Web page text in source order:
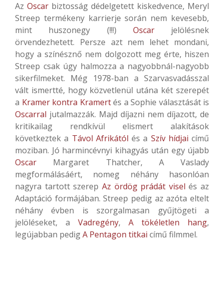
Az Oscar biztosság dédelgetett kiskedvence, Meryl
Streep termékeny karrierje során nem kevesebb,
mint huszonegy (!!!) Oscarjelölésnek
örvendezhetett. Persze azt nem lehet mondani,
hogy a színésznő nem dolgozott meg érte, hiszen
Streep csak úgy halmozza a nagyobbnál-nagyobb
sikerfilmeket. Még 1978-ban a Szarvasvadásszal
vált ismertté, hogy közvetlenül utána két szerepét
a Kramer kontra Kramertés a Sophie választását is
Oscarral jutalmazzák. Majd díjazni nem díjazott, de
kritikailag rendkívül elismert alakítások
következtek a Távol Afrikától és a Szív hídjai című
moziban. Jó harmincévnyi kihagyás után egy újabb
Oscar Margaret Thatcher, A Vaslady
megformálásáért, nomeg néhány hasonlóan
nagyra tartott szerep Az ördög prádát visel és az
Adaptáció formájában. Streep pedig az azóta eltelt
néhány évben is szorgalmasan gyűjtögeti a
jelöléseket, a Vadregény, A tökéletlen hang,
legújabban pedigA Pentagon titkai című filmmel.